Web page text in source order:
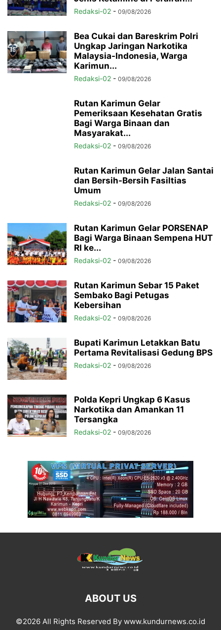
Redaksi-02 - 09/08/2026
Bea Cukai dan Bareskrim Polri
Ungkap Jaringan Narkotika
Malaysia-Indonesia, Warga
Karimun...
Redaksi-02 - 09/08/2026
Rutan Karimun Gelar
Pemeriksaan Kesehatan Gratis
Bagi Warga Binaan dan
Masyarakat...
Redaksi-02 - 09/08/2026
Rutan Karimun Gelar Jalan Santai
dan Bersih-Bersih Fasiltias
Umum
Redaksi-02 - 09/08/2026
Rutan Karimun Gelar PORSENAP
Bagi Warga Binaan Sempena HUT
RI ke...
Redaksi-02 - 09/08/2026
Rutan Karimun Sebar 15 Paket
Sembako Bagi Petugas
Kebersihan
Redaksi-02 - 09/08/2026
Bupati Karimun Letakkan Batu
Pertama Revitalisasi Gedung BPS
Redaksi-02 - 09/08/2026
Polda Kepri Ungkap 6 Kasus
Narkotika dan Amankan 11
Tersangka
Redaksi-02 - 09/08/2026
ABOUT US
©2026 All Rights Reserved By www.kundurnews.co.id